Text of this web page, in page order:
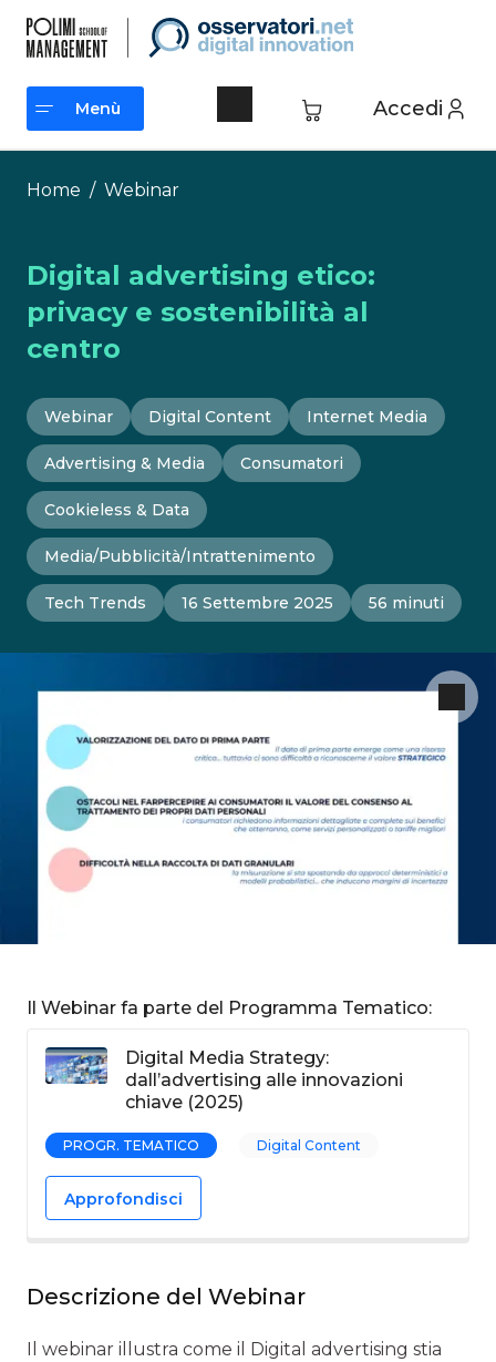
contenuto
Accedi
Menù
Menù
Home / Webinar
Digital advertising etico:
privacy e sostenibilità al
centro
Webinar Digital Content Internet Media
Advertising & Media Consumatori
Cookieless & Data
Media/Pubblicità/Intrattenimento
Tech Trends 16 Settembre 2025 56 minuti
Il Webinar fa parte del Programma Tematico:
Digital Media Strategy:
dall’advertising alle innovazioni
chiave (2025)
PROGR. TEMATICO Digital Content
Approfondisci
Descrizione del Webinar
Il webinar illustra come il Digital advertising stia